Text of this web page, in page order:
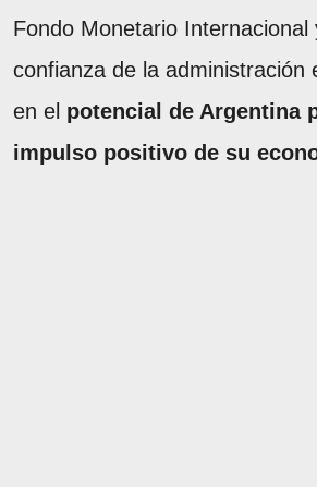
Fondo Monetario Internacional
confianza de la administración
en el potencial de Argentina
impulso positivo de su